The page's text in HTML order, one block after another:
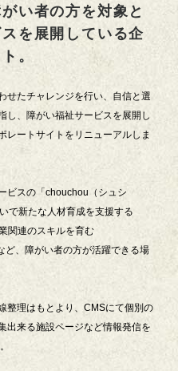
い者の方を対象と
を展開している企
。
せたチャレンジを行い、自信と選
し、障がい福祉サービスを展開し
レートサイトをリニューアルしま
ビスの「chouchou（シュシ
で新たな人材育成を支援する
関連のスキルを育む
ど、障がい者の方が活躍できる場
整理はもとより、CMSにて個別の
出来る施設ページなど情報発信を